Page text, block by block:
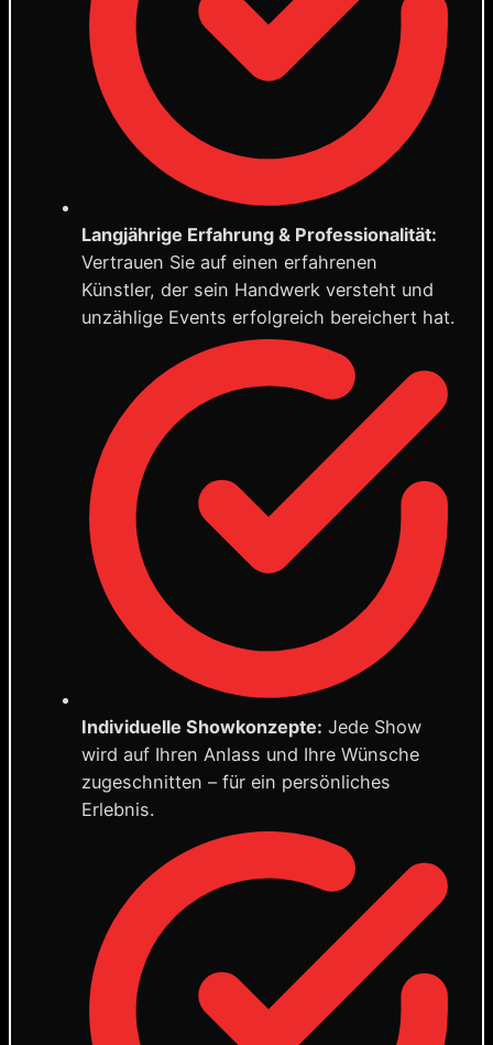
Langjährige Erfahrung & Professionalität:
Vertrauen Sie auf einen erfahrenen
Künstler, der sein Handwerk versteht und
unzählige Events erfolgreich bereichert hat.
Individuelle Showkonzepte: Jede Show
wird auf Ihren Anlass und Ihre Wünsche
zugeschnitten – für ein persönliches
Erlebnis.